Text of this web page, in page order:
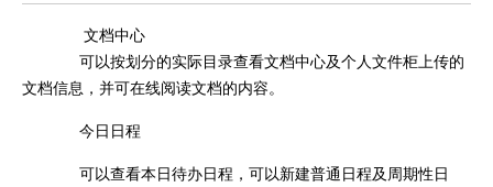
文档中心
可以按划分的实际目录查看文档中心及个人文件柜上传的
文档信息，并可在线阅读文档的内容。
今日日程
可以查看本日待办日程，可以新建普通日程及周期性日